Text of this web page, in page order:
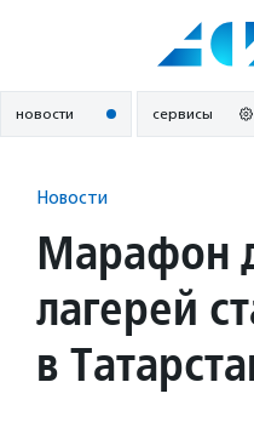
новости сервисы
Новости
Марафон
лагерей
в